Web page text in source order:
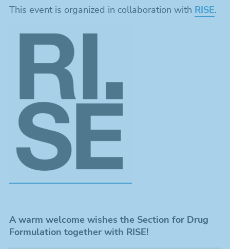
This event is organized in collaboration with RISE.
A warm welcome wishes the Section for Drug
Formulation together with RISE!